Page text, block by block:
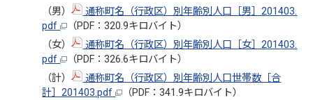
（男）
通称町名（行政区）別年齢別人口［男］201403.
pdf
（PDF：320.9キロバイト）
（女）
通称町名（行政区）別年齢別人口［女］201403.
pdf
（PDF：326.6キロバイト）
（計）
通称町名（行政区）別年齢別人口世帯数［合
計］201403.pdf
（PDF：341.9キロバイト）